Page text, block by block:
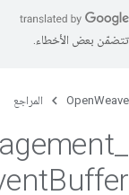
تتضمّن بعض الأخطاء.
OpenWeave المراجع
Buffer